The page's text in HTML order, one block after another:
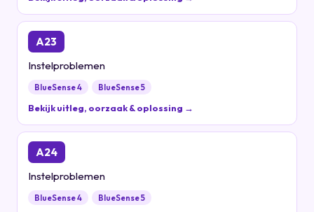
A23
Instelproblemen
BlueSense 4 BlueSense 5
Bekijk uitleg, oorzaak & oplossing →
A24
Instelproblemen
BlueSense 4 BlueSense 5